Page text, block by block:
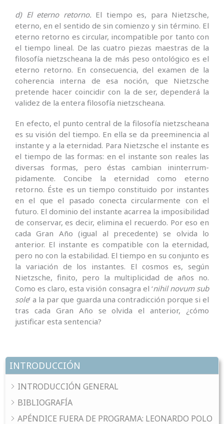
INTRODUCCIÓN
INTRODUCCIÓN GENERAL
BIBLIOGRAFÍA
APÉNDICE FUERA DE PROGRAMA: LEONARDO POLO
d) El eterno retorno. El tiempo es, para Nietzsche,
eterno, en el sentido de sin comienzo y sin término. El
eterno retorno es circular, incompatible por tanto con
el tiempo lineal. De las cuatro piezas maestras de la
filosofía nietzs­cheana la de más peso ontológico es el
eterno retorno. En con­secuencia, del examen de la
coherencia interna de esa noción, que Nietzsche
pretende hacer coincidir con la de ser, dependerá la
validez de la entera filosofía nietzscheana.
En efecto, el punto central de la filosofía nietzscheana
es su visión del tiempo. En ella se da preeminencia al
ins­tante y a la eternidad. Para Nietzsche el instante es
el tiempo de las formas: en el instante son reales las
diversas formas, pero éstas cambian ininterrum­
pidamente. Concibe la eternidad como eterno
retorno. Éste es un tiempo constituido por instantes
en el que el pasado conecta circularmente con el
futuro. El dominio del instante acarrea la imposibilidad
de conservar, es decir, elimina el recuerdo. Por eso en
cada Gran Año (igual al precedente) se olvida lo
anterior. El instante es compatible con la eternidad,
pero no con la estabi­lidad. El tiempo en su conjunto es
la variación de los instantes. El cosmos es, según
Nietzsche, finito, pero la multiplicidad de años no.
Como es claro, esta visión consagra el ‘nihil novum sub
sole’ a la par que guarda una contradicción porque si el
tras cada Gran Año se olvida el anterior, ¿cómo
justificar esta sentencia?